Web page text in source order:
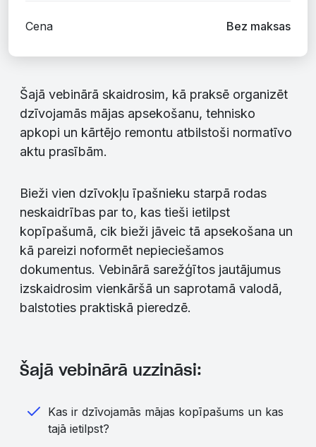
Cena Bez maksas
Šajā vebinārā skaidrosim, kā praksē organizēt
dzīvojamās mājas apsekošanu, tehnisko
apkopi un kārtējo remontu atbilstoši normatīvo
aktu prasībām.
Bieži vien dzīvokļu īpašnieku starpā rodas
neskaidrības par to, kas tieši ietilpst
kopīpašumā, cik bieži jāveic tā apsekošana un
kā pareizi noformēt nepieciešamos
dokumentus. Vebinārā sarežģītos jautājumus
izskaidrosim vienkāršā un saprotamā valodā,
balstoties praktiskā pieredzē.
Šajā vebinārā uzzināsi:
Kas ir dzīvojamās mājas kopīpašums un kas
tajā ietilpst?